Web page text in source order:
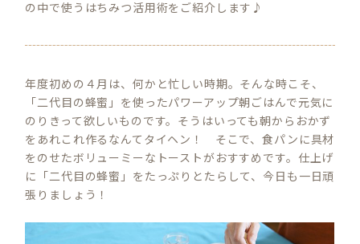
の中で使うはちみつ活用術をご紹介します♪
年度初めの４月は、何かと忙しい時期。そんな時こそ、
「二代目の蜂蜜」を使ったパワーアップ朝ごはんで元気に
のりきって欲しいものです。そうはいっても朝からおかず
をあれこれ作るなんてタイヘン！ そこで、食パンに具材
をのせたボリューミーなトーストがおすすめです。仕上げ
に「二代目の蜂蜜」をたっぷりとたらして、今日も一日頑
張りましょう！